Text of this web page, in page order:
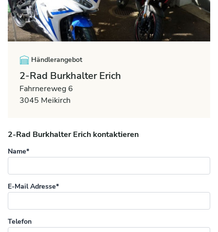
Händlerangebot
2-Rad Burkhalter Erich
Fahrnereweg 6
3045 Meikirch
2-Rad Burkhalter Erich kontaktieren
Name*
E-Mail Adresse*
Telefon